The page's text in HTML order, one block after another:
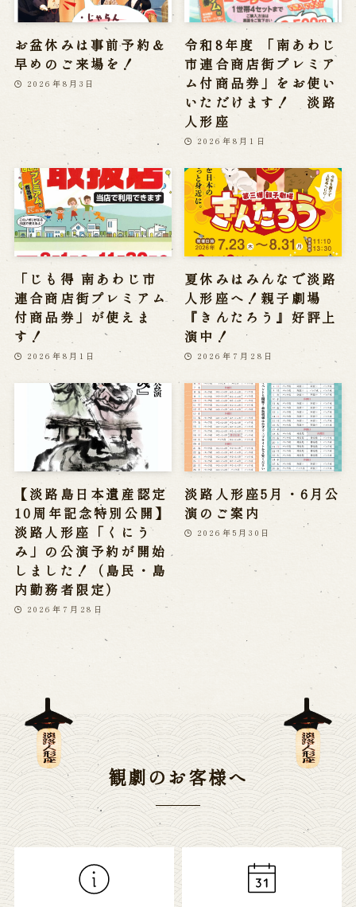
お盆休みは事前予約＆
早めのご来場を！
2026年8月3日
令和8年度 「南あわじ
市連合商店街プレミア
ム付商品券」をお使い
いただけます！ 淡路
人形座
2026年8月1日
「じも得 南あわじ市
連合商店街プレミアム
付商品券」が使えま
す！
2026年8月1日
夏休みはみんなで淡路
人形座へ！親子劇場
『きんたろう』好評上
演中！
2026年7月28日
【淡路島日本遺産認定
10周年記念特別公開】
淡路人形座「くにう
み」の公演予約が開始
しました！（島民・島
内勤務者限定）
2026年7月28日
淡路人形座5月・6月公
演のご案内
2026年5月30日
観劇のお客様へ